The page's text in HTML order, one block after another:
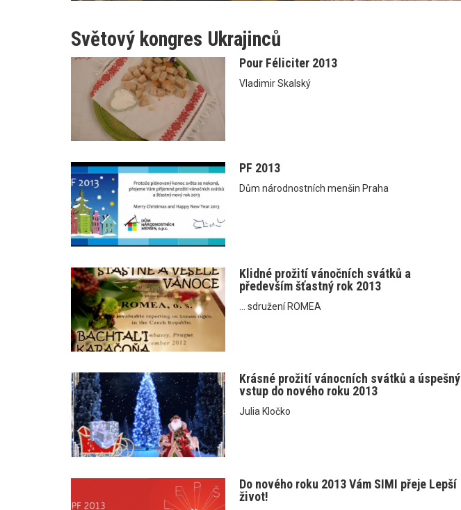
Světový kongres Ukrajinců
Pour Féliciter 2013
Vladimir Skalský
PF 2013
Dům národnostních menšin Praha
Klidné prožití vánočních svátků a
především šťastný rok 2013
... sdružení ROMEA
Krásné prožití vánocních svátků a úspešný
vstup do nového roku 2013
Julia Kločko
Do nového roku 2013 Vám SIMI přeje Lepší
život!